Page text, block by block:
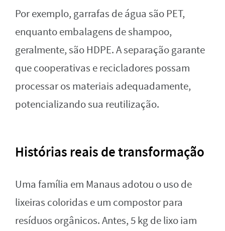
Por exemplo, garrafas de água são PET,
enquanto embalagens de shampoo,
geralmente, são HDPE. A separação garante
que cooperativas e recicladores possam
processar os materiais adequadamente,
potencializando sua reutilização.
Histórias reais de transformação
Uma família em Manaus adotou o uso de
lixeiras coloridas e um compostor para
resíduos orgânicos. Antes, 5 kg de lixo iam